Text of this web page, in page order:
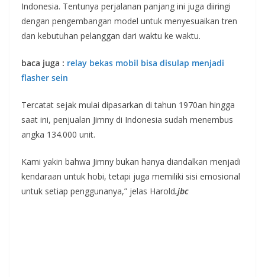
Indonesia. Tentunya perjalanan panjang ini juga diiringi
dengan pengembangan model untuk menyesuaikan tren
dan kebutuhan pelanggan dari waktu ke waktu.
baca juga : relay bekas mobil bisa disulap menjadi
flasher sein
Tercatat sejak mulai dipasarkan di tahun 1970an hingga
saat ini, penjualan Jimny di Indonesia sudah menembus
angka 134.000 unit.
Kami yakin bahwa Jimny bukan hanya diandalkan menjadi
kendaraan untuk hobi, tetapi juga memiliki sisi emosional
untuk setiap penggunanya,” jelas Harold.jbc